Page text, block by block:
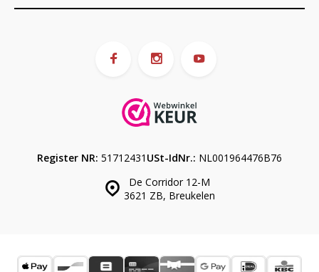
De Corridor 12-M
3621 ZB, Breukelen
Register NR: 51712431 USt-IdNr.: NL001964476B76